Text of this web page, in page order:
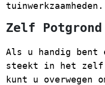
tuinwerkzaamheden.
Zelf Potgrond
Als u handig bent
steekt in het zelf
kunt u